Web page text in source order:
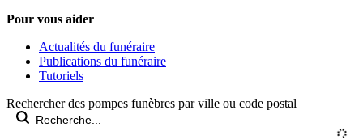
Pour vous aider
Actualités du funéraire
Publications du funéraire
Tutoriels
Rechercher des pompes funèbres par ville ou code postal